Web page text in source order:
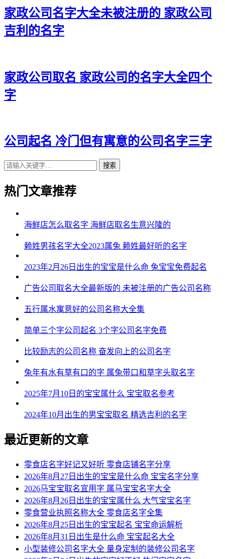
家政公司名字大全未被注册的 家政公司
吉利的名字
家政公司取名 家政公司的名字大全四个
字
公司起名 冷门但有寓意的公司名字三字
搜索
热门文章推荐
海鲜店怎么取名字 海鲜店取名生意兴隆的
赖姓男孩名字大全2023属兔 赖姓最好听的名字
2023年2月26日出生的宝宝是什么命 兔宝宝免费起名
广告公司取名大全最新版的 未被注册的广告公司名称
五行属水寓意好的公司名称大全集
简单三个字公司起名 3个字公司名字免费
比较励志的公司名称 奋发向上的公司名字
兔年有水有草有口的字 属兔带口和草字头取名字
2025年7月10日的宝宝属什么 宝宝取名参考
2024年10月出生的男宝宝取名 精选吉利的名字
最近更新的文章
零食店名字好记又好听 零食店铺名字分享
2026年8月27日出生的宝宝是什么命 宝宝名字分享
2026马宝宝取名宜用字 属马宝宝名字大全
2026年8月26日出生的宝宝属什么 大气宝宝名字
零食营业执照名称大全 零食店名字全集
2026年8月25日出生的宝宝起名 宝宝命运解析
2026年8月31日出生是什么命 宝宝起名大全
小型装修公司名字大全 量身定制的装修公司名字